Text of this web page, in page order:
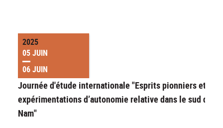
2025
05 JUIN
06 JUIN
Journée d'étude internationale "Esprits pionniers et
expérimentations d’autonomie relative dans le sud du
Nam"